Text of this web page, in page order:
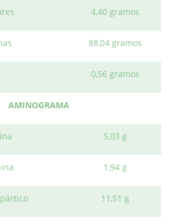
4,40 gramos
88,04 gramos
0,56 gramos
AMINOGRAMA
5,03 g
1,94 g
11,51 g